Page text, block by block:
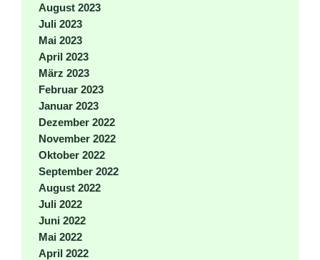
August 2023
Juli 2023
Mai 2023
April 2023
März 2023
Februar 2023
Januar 2023
Dezember 2022
November 2022
Oktober 2022
September 2022
August 2022
Juli 2022
Juni 2022
Mai 2022
April 2022